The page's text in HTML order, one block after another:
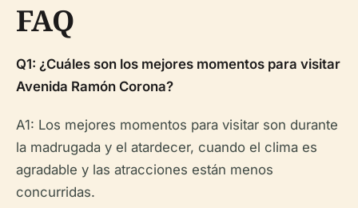
FAQ
Q1: ¿Cuáles son los mejores momentos para visitar
Avenida Ramón Corona?
A1: Los mejores momentos para visitar son durante
la madrugada y el atardecer, cuando el clima es
agradable y las atracciones están menos
concurridas.